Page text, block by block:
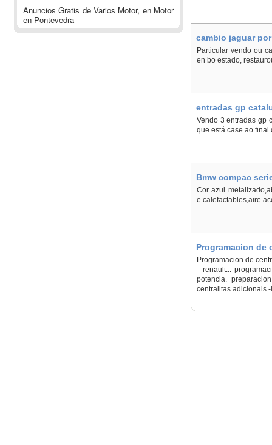
cambio jaguar
Particular vendo ou
en bo estado,
entradas gp
Vendo 3 entradas gp
que está case ao final
Bmw compac
Cor azul
e calefactables,aire
Programacion de
Programacion de
- renault...
potencia.
centralitas adicionais
Anuncios Gratis de Varios Motor, en Motor
en Pontevedra